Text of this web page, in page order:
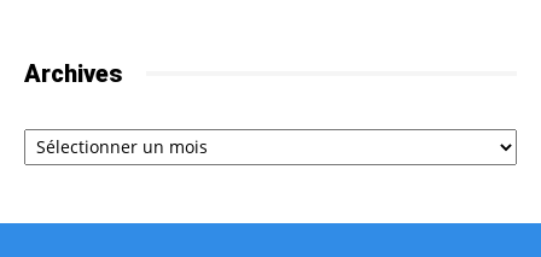
Archives
Archives